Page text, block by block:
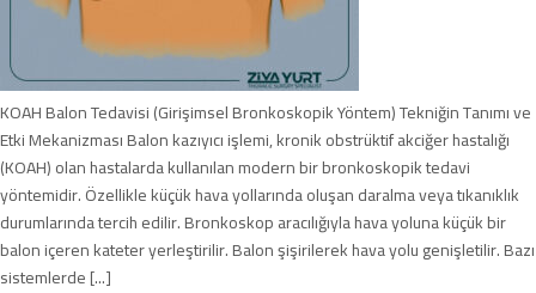
KOAH Balon Tedavisi (Girişimsel Bronkoskopik Yöntem) Tekniğin Tanımı ve
Etki Mekanizması Balon kazıyıcı işlemi, kronik obstrüktif akciğer hastalığı
(KOAH) olan hastalarda kullanılan modern bir bronkoskopik tedavi
yöntemidir. Özellikle küçük hava yollarında oluşan daralma veya tıkanıklık
durumlarında tercih edilir. Bronkoskop aracılığıyla hava yoluna küçük bir
balon içeren kateter yerleştirilir. Balon şişirilerek hava yolu genişletilir. Bazı
sistemlerde [...]